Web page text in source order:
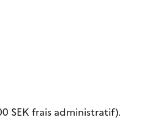
SEK frais administratif).